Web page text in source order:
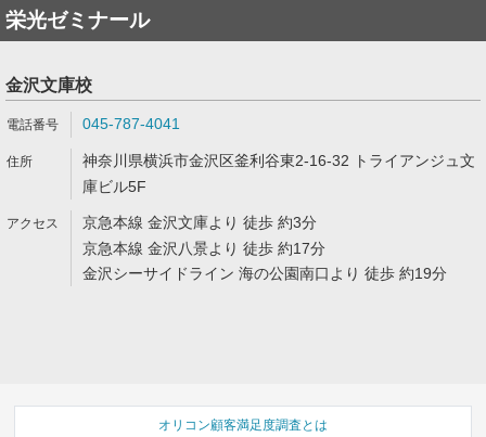
栄光ゼミナール
金沢文庫校
045-787-4041
神奈川県横浜市金沢区釜利谷東2-16-32 トライアンジュ文
庫ビル5F
京急本線 金沢文庫より 徒歩 約3分
京急本線 金沢八景より 徒歩 約17分
金沢シーサイドライン 海の公園南口より 徒歩 約19分
オリコン顧客満足度調査とは